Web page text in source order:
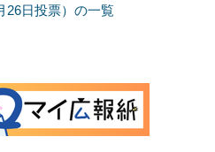
26日投票）の一覧